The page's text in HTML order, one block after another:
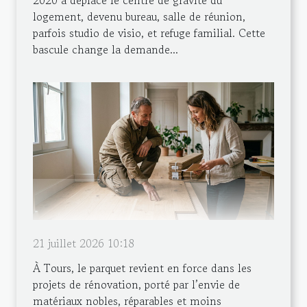
logement, devenu bureau, salle de réunion,
parfois studio de visio, et refuge familial. Cette
bascule change la demande...
21 juillet 2026 10:18
À Tours, le parquet revient en force dans les
projets de rénovation, porté par l’envie de
matériaux nobles, réparables et moins